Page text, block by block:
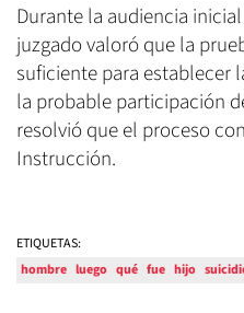
Durante la audiencia
juzgado valoró que la
suficiente para establecer
la probable participación
resolvió que el proceso
Instrucción.
ETIQUETAS:
hombre luego qué fue hijo